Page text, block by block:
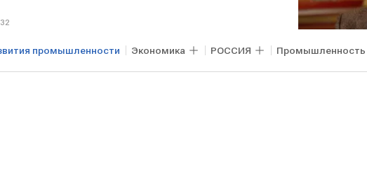
промышленности Экономика РОССИЯ Промышленность
Александр Шохин ФРП